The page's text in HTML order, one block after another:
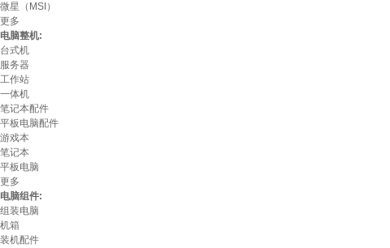
微星（MSI）
更多
电脑整机:
台式机
服务器
工作站
一体机
笔记本配件
平板电脑配件
游戏本
笔记本
平板电脑
更多
电脑组件:
组装电脑
机箱
装机配件